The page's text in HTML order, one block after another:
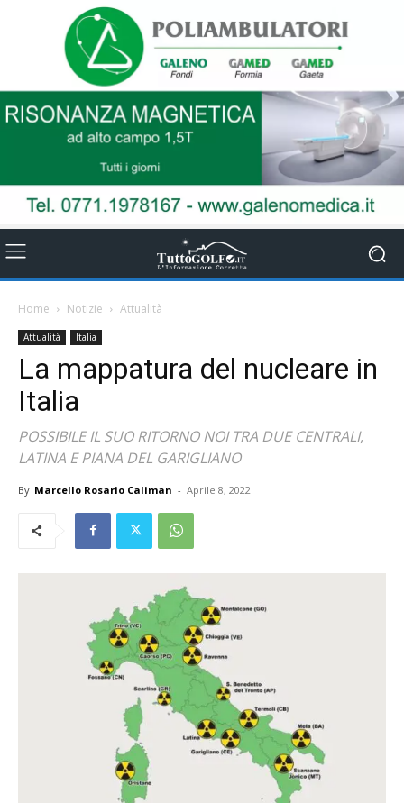
Home Notizie Attualità
Attualità Italia
La mappatura del nucleare in
Italia
POSSIBILE IL SUO RITORNO NOI TRA DUE CENTRALI,
LATINA E PIANA DEL GARIGLIANO
By Marcello Rosario Caliman - Aprile 8, 2022